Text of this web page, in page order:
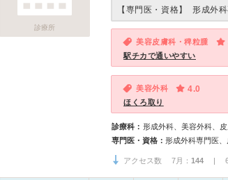
診療所
【専門医・資格】 形成外
美容皮膚科・稗粒腫
駅チカで通いやすい
美容外科 4.0
ほくろ取り
診療科： 形成外科、美容外科、
専門医・資格： 形成外科専門医
アクセス数 7月： 144 | 6